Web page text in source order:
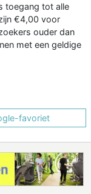
toegang tot alle
€4,00 voor
ouder dan
met een geldige
favoriet